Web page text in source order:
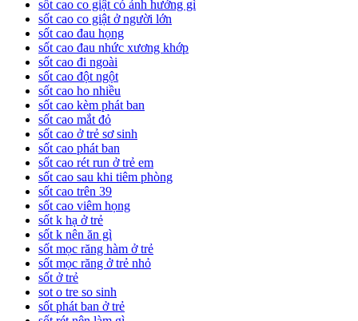
sốt cao co giật có ảnh hưởng gì
sốt cao co giật ở người lớn
sốt cao đau họng
sốt cao đau nhức xương khớp
sốt cao đi ngoài
sốt cao đột ngột
sốt cao ho nhiều
sốt cao kèm phát ban
sốt cao mắt đỏ
sốt cao ở trẻ sơ sinh
sốt cao phát ban
sốt cao rét run ở trẻ em
sốt cao sau khi tiêm phòng
sốt cao trên 39
sốt cao viêm họng
sốt k hạ ở trẻ
sốt k nên ăn gì
sốt mọc răng hàm ở trẻ
sốt mọc răng ở trẻ nhỏ
sốt ở trẻ
sot o tre so sinh
sốt phát ban ở trẻ